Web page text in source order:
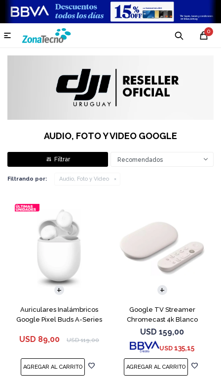
0

AUDIO, FOTO Y VIDEO GOOGLE
Recomendados
Filtrando por: Audio, Foto y Video
Auriculares Inalámbricos
Google Pixel Buds A-Series
USD 89,00 USD 119,00
Google TV Streamer
Chromecast 4k Blanco
USD 159,00
USD 135,15